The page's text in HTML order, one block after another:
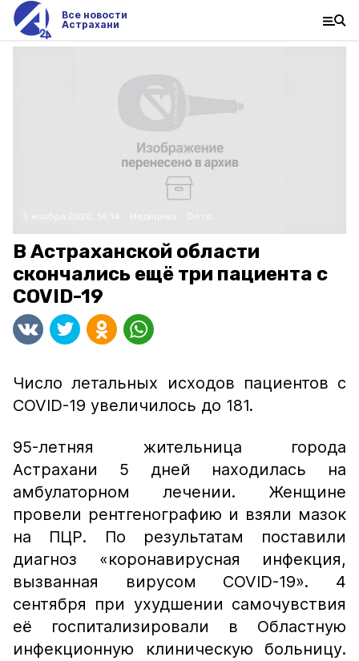
Все новости
Астрахани
В Астраханской области
скончались ещё три пациента с
COVID-19
Число летальных исходов пациентов с
COVID-19 увеличилось до 181.
95-летняя жительница города
Астрахани 5 дней находилась на
амбулаторном лечении. Женщине
провели рентгенографию и взяли мазок
на ПЦР. По результатам поставили
диагноз «коронавирусная инфекция,
вызванная вирусом COVID-19». 4
сентября при ухудшении самочувствия
её госпитализировали в Областную
инфекционную клиническую больницу.